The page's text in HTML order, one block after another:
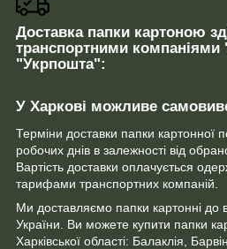
Доставка папки картоною
транспортними
"Укрпошта":
У Харкові можливе
Терміни доставки папки картонної
робочих днів в залежності від
Вартість доставки оплачується
тарифами транспортних компаній.
Ми доставляємо папки картонні до
України. Ви можете купити папки
Харківської області: Балаклія,